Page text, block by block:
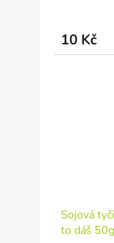
10 Kč
Sojová
to dáš 50g